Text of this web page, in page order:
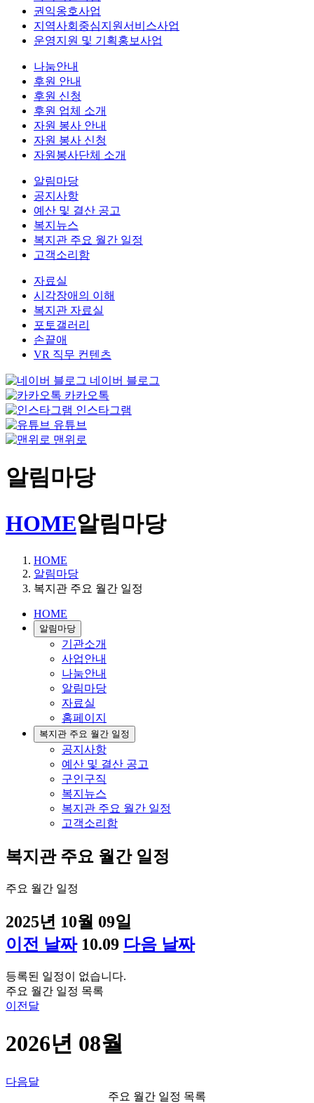
권익옹호사업
지역사회중심지원서비스사업
운영지원 및 기획홍보사업
나눔안내
후원 안내
후원 신청
후원 업체 소개
자원 봉사 안내
자원 봉사 신청
자원봉사단체 소개
알림마당
공지사항
예산 및 결산 공고
복지뉴스
복지관 주요 월간 일정
고객소리함
자료실
시각장애의 이해
복지관 자료실
포토갤러리
손끝애
VR 직무 컨텐츠
네이버 블로그
카카오톡
인스타그램
유튜브
맨위로
알림마당
HOME알림마당
HOME
알림마당
복지관 주요 월간 일정
HOME
알림마당
기관소개
사업안내
나눔안내
알림마당
자료실
홈페이지
복지관 주요 월간 일정
공지사항
예산 및 결산 공고
구인구직
복지뉴스
복지관 주요 월간 일정
고객소리함
복지관 주요 월간 일정
주요 월간 일정
2025년 10월 09일
이전 날짜 10.09 다음 날짜
등록된 일정이 없습니다.
주요 월간 일정 목록
이전달
2026년 08월
다음달
주요 월간 일정 목록